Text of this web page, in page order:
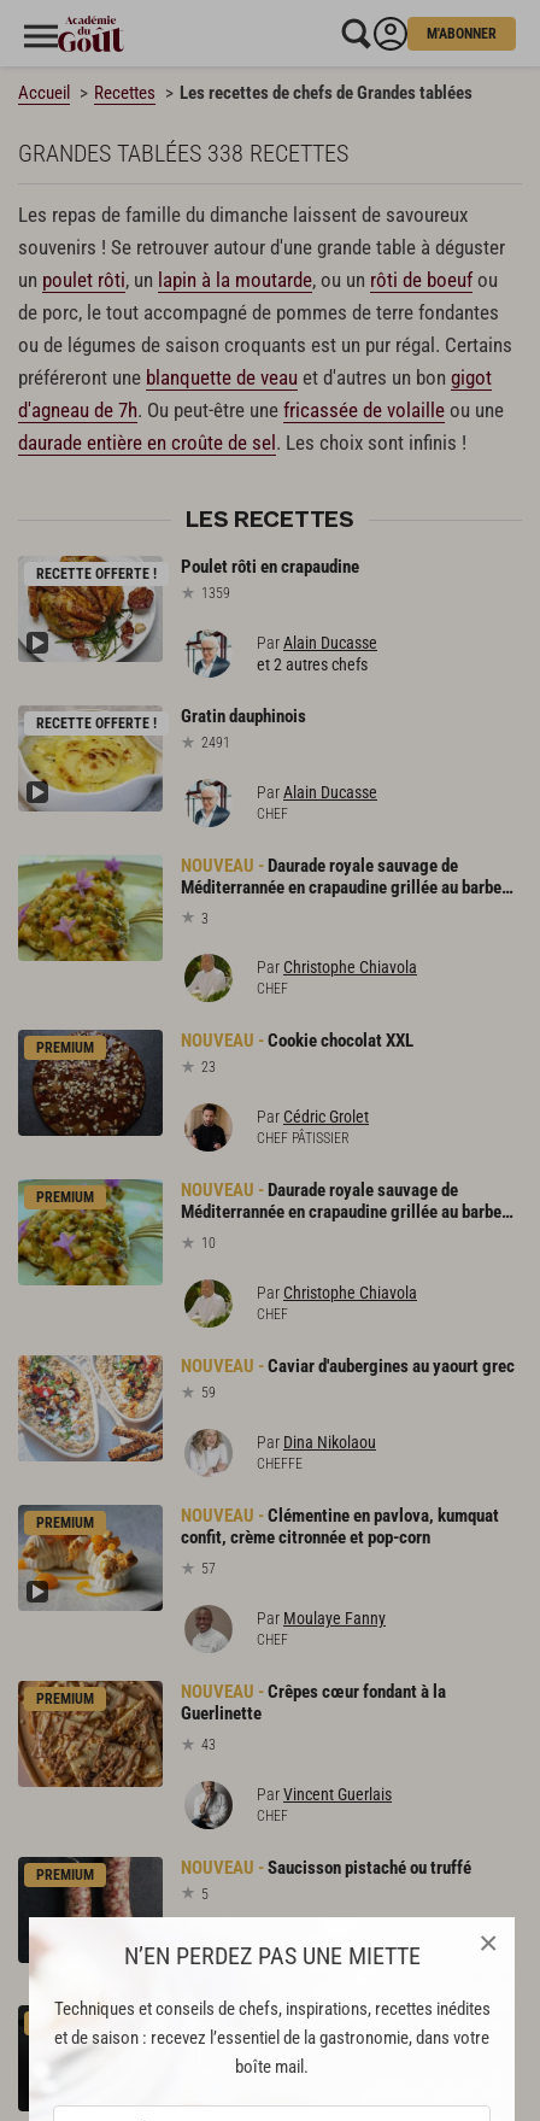
N’EN PERDEZ PAS UNE MIETTE
Techniques et conseils de chefs, inspirations, recettes inédites
et de saison : recevez l’essentiel de la gastronomie, dans votre
boîte mail.
×
M'ABONNER
Accueil Recettes Les recettes de chefs de Grandes tablées
GRANDES TABLÉES 338 RECETTES
Les repas de famille du dimanche laissent de savoureux
souvenirs ! Se retrouver autour d'une grande table à déguster
un poulet rôti, un lapin à la moutarde, ou un rôti de boeufou
de porc, le tout accompagné de pommes de terre fondantes
ou de légumes de saison croquants est un pur régal. Certains
préféreront une blanquette de veau et d'autres un bon gigot
d'agneau de 7h. Ou peut-être une fricassée de volaille ou une
daurade entière en croûte de sel . Les choix sont infinis !
LES RECETTES
RECETTE OFFERTE ! Pouletrôti encrapaudine
1359
ParAlain Ducasse
et 2 autres chefs
RECETTE OFFERTE ! Gratindauphinois
2491
ParAlain Ducasse
CHEF
Daurade royale sauvage de
Méditerrannée en crapaudine grillée au barbecue
3
Par Christophe Chiavola
CHEF
PREMIUM CookiechocolatXXL
23
Par Cédric Grolet
CHEF PÂTISSIER
PREMIUM
Daurade royale sauvage de
Méditerrannée en crapaudine grillée au barbecue
10
Par Christophe Chiavola
CHEF
Caviard'auberginesauyaourtgrec
59
Par Dina Nikolaou
CHEFFE
PREMIUM
Clémentine en pavlova, kumquat
confit, crème citronnée et pop-corn
57
Par Moulaye Fanny
CHEF
PREMIUM
Crêpes cœur fondant à la
Guerlinette
43
ParVincent Guerlais
CHEF
PREMIUM Saucissonpistachéoutruffé
5
Par Arnaud Nicolas
CHEF
Pâté d’andouillette aupoivrevert
8